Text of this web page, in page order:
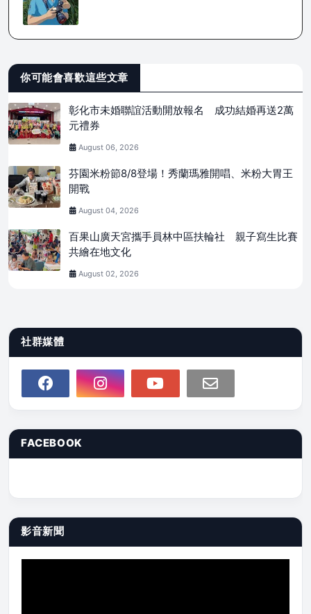
你可能會喜歡這些文章
彰化市未婚聯誼活動開放報名 成功結婚再送2萬
元禮券
August 06, 2026
芬園米粉節8/8登場！秀蘭瑪雅開唱、米粉大胃王
開戰
August 04, 2026
百果山廣天宮攜手員林中區扶輪社 親子寫生比賽
共繪在地文化
August 02, 2026
社群媒體
FACEBOOK
影音新聞